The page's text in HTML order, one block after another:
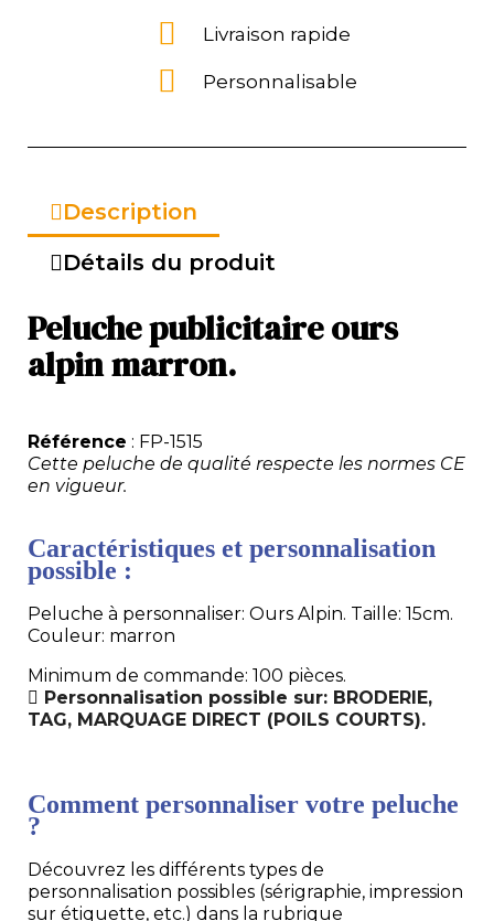
Livraison rapide
Personnalisable
Description
Détails du produit
Peluche publicitaire ours
alpin marron.
Référence : FP-1515
Cette peluche de qualité respecte les normes CE
en vigueur.
Caractéristiques et personnalisation
possible :
Peluche à personnaliser: Ours Alpin. Taille: 15cm.
Couleur: marron
Minimum de commande: 100 pièces.
Personnalisation possible sur: BRODERIE,
TAG, MARQUAGE DIRECT (POILS COURTS).
Comment personnaliser votre peluche
?
Découvrez les différents types de
personnalisation possibles (sérigraphie, impression
sur étiquette, etc.) dans la rubrique